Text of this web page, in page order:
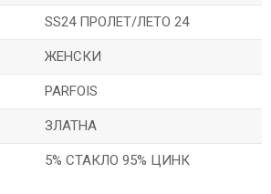
SS24 ПРОЛЕТ/ЛЕТО 24
ЖЕНСКИ
PARFOIS
ЗЛАТНА
5% СТАКЛО 95% ЦИНК